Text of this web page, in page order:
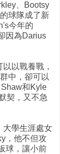
、Bootsy
球隊成了新
今年的
因為Darius
以戰養戰，
中，卻可以
和Kyle
契，又不急
大學生涯處女
，他不但攻
球，讓小前